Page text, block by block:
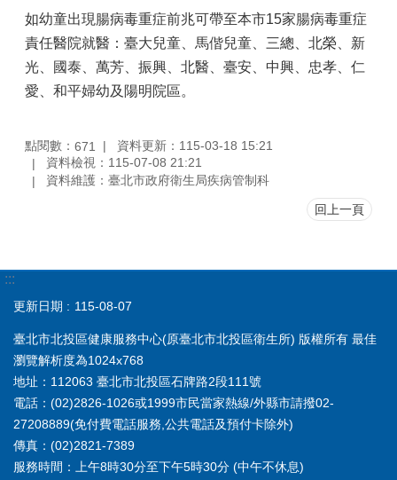
如幼童出現腸病毒重症前兆可帶至本市15家腸病毒重症
責任醫院就醫：臺大兒童、馬偕兒童、三總、北榮、新
光、國泰、萬芳、振興、北醫、臺安、中興、忠孝、仁
愛、和平婦幼及陽明院區。
點閱數： 671
資料更新：115-03-18 15:21
資料檢視：115-07-08 21:21
資料維護：臺北市政府衛生局疾病管制科
回上一頁
:::
更新日期 115-08-07
臺北市北投區健康服務中心(原臺北市北投區衛生所) 版權所有 最佳
瀏覽解析度為1024x768
地址：112063 臺北市北投區石牌路2段111號
電話：(02)2826-1026或1999市民當家熱線/外縣市請撥02-
27208889(免付費電話服務,公共電話及預付卡除外)
傳真：(02)2821-7389
服務時間：上午8時30分至下午5時30分 (中午不休息)